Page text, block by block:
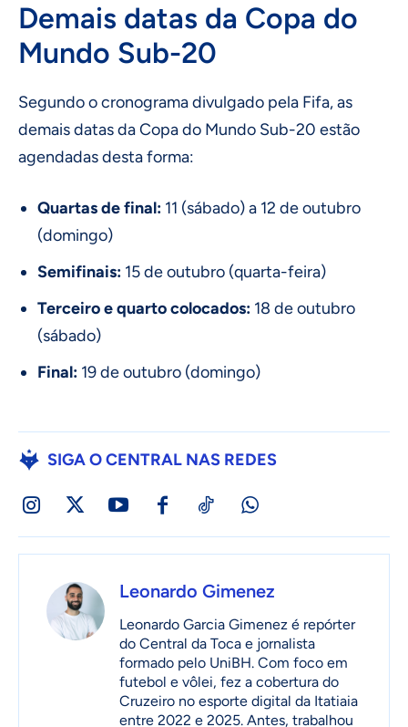
Demais datas da Copa do
Mundo Sub-20
Segundo o cronograma divulgado pela Fifa, as
demais datas da Copa do Mundo Sub-20 estão
agendadas desta forma:
Quartas de final: 11 (sábado) a 12 de outubro
(domingo)
Semifinais: 15 de outubro (quarta-feira)
Terceiro e quarto colocados: 18 de outubro
(sábado)
Final: 19 de outubro (domingo)
SIGA O CENTRAL NAS REDES
Leonardo Gimenez
Leonardo Garcia Gimenez é repórter
do Central da Toca e jornalista
formado pelo UniBH. Com foco em
futebol e vôlei, fez a cobertura do
Cruzeiro no esporte digital da Itatiaia
entre 2022 e 2025. Antes, trabalhou